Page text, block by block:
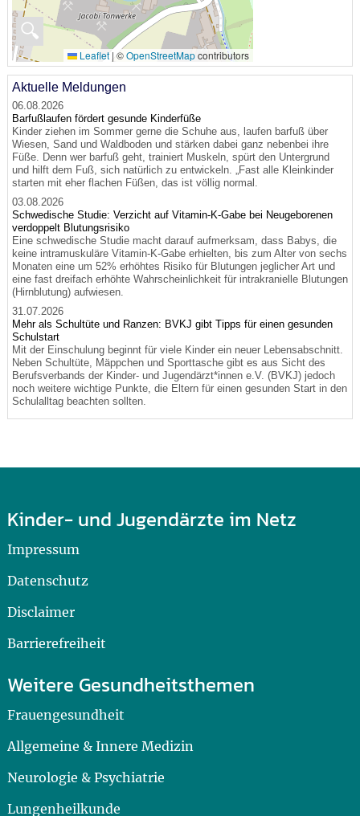
🔍
Leaflet | ©OpenStreetMapcontributors
Aktuelle Meldungen
06.08.2026
Barfußlaufen fördert gesunde Kinderfüße
Kinder ziehen im Sommer gerne die Schuhe aus, laufen barfuß über
Wiesen, Sand und Waldboden und stärken dabei ganz nebenbei ihre
Füße. Denn wer barfuß geht, trainiert Muskeln, spürt den Untergrund
und hilft dem Fuß, sich natürlich zu entwickeln. „Fast alle Kleinkinder
starten mit eher flachen Füßen, das ist völlig normal.
03.08.2026
Schwedische Studie: Verzicht auf Vitamin-K-Gabe bei Neugeborenen
verdoppelt Blutungsrisiko
Eine schwedische Studie macht darauf aufmerksam, dass Babys, die
keine intramuskuläre Vitamin-K-Gabe erhielten, bis zum Alter von sechs
Monaten eine um 52% erhöhtes Risiko für Blutungen jeglicher Art und
eine fast dreifach erhöhte Wahrscheinlichkeit für intrakranielle Blutungen
(Hirnblutung) aufwiesen.
31.07.2026
Mehr als Schultüte und Ranzen: BVKJ gibt Tipps für einen gesunden
Schulstart
Mit der Einschulung beginnt für viele Kinder ein neuer Lebensabschnitt.
Neben Schultüte, Mäppchen und Sporttasche gibt es aus Sicht des
Berufsverbands der Kinder- und Jugendärzt*innen e.V. (BVKJ) jedoch
noch weitere wichtige Punkte, die Eltern für einen gesunden Start in den
Schulalltag beachten sollten.
Kinder- und Jugendärzte im Netz
Impressum
Datenschutz
Disclaimer
Barrierefreiheit
Weitere Gesundheitsthemen
Frauengesundheit
Allgemeine & Innere Medizin
Neurologie & Psychiatrie
Lungenheilkunde